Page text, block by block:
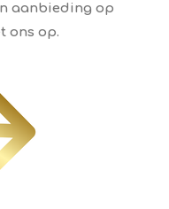
aanbieding op
ons op.